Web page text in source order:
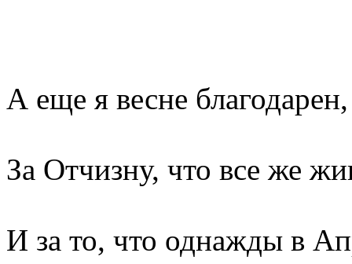
А еще я весне благодарен,
За Отчизну, что все же
И за то, что однажды в